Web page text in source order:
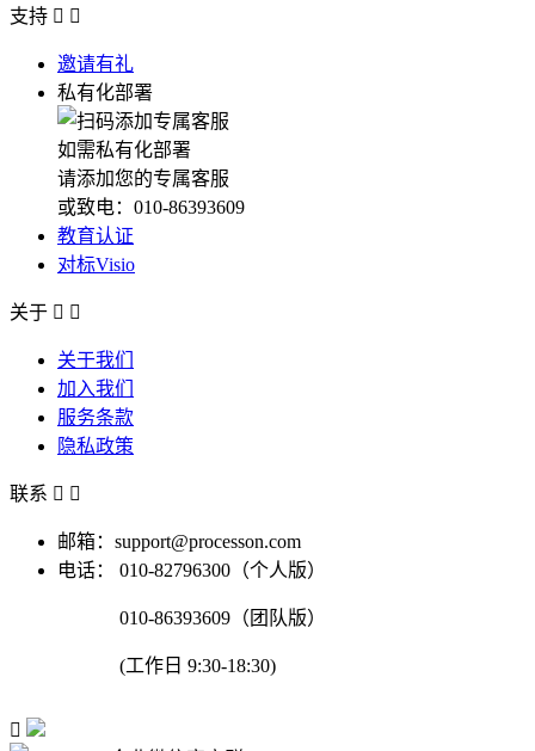
支持  
邀请有礼
私有化部署
如需私有化部署
请添加您的专属客服
或致电：010-86393609
教育认证
对标Visio
关于  
关于我们
加入我们
服务条款
隐私政策
联系  
邮箱：support@processon.com
电话：
010-82796300（个人版）
010-86393609（团队版）
(工作日 9:30-18:30)
